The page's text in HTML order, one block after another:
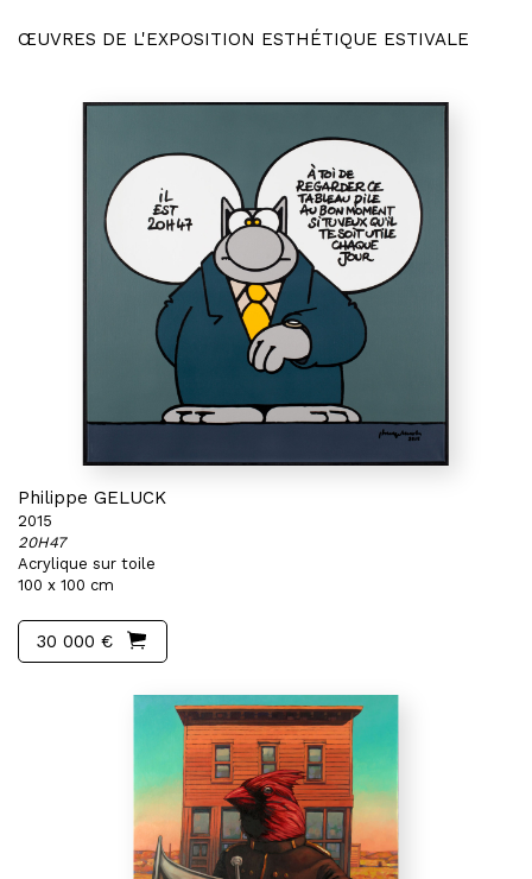
ŒUVRES DE L'EXPOSITION ESTHÉTIQUE ESTIVALE
Philippe GELUCK
2015
20H47
Acrylique sur toile
100 x 100 cm
30 000 €